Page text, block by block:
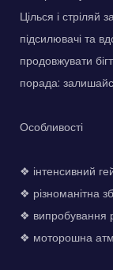
Цілься і стріляй
підсилювачі та
продовжувати
порада:
Особливості
❖ інтенсивний
❖ різноманітна
❖ випробування
❖ моторошна